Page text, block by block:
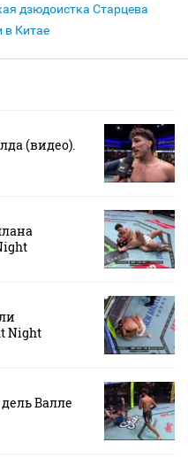
дзюдоистка Старцева
в Китае
(видео).
Night
Валле